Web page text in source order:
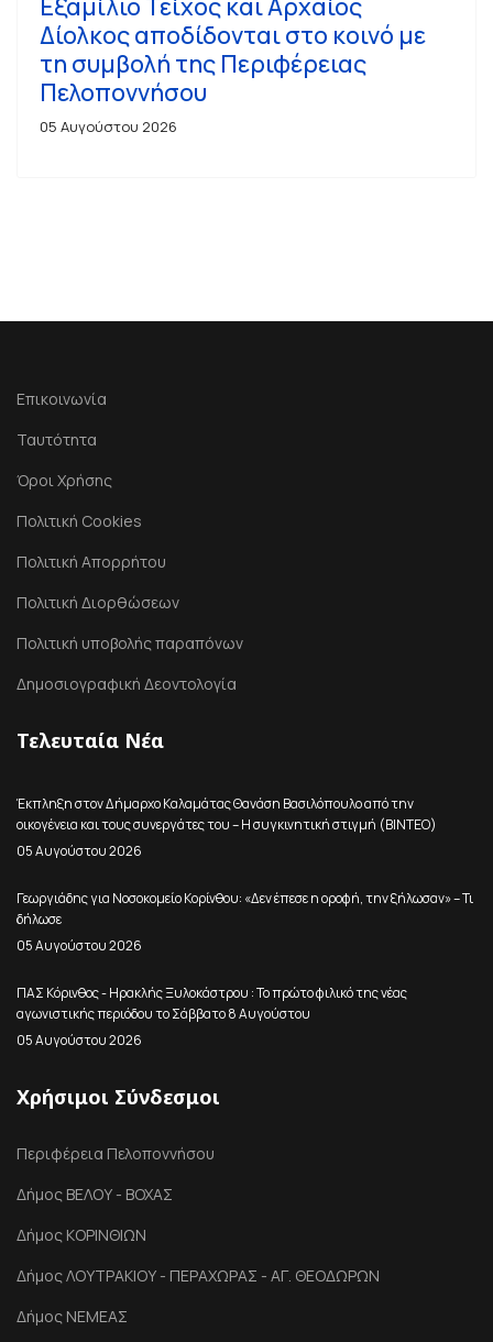
Εξαμίλιο Τείχος και Aρχαίος
Δίολκος αποδίδονται στο κοινό με
τη συμβολή της Περιφέρειας
Πελοποννήσου
05 Αυγούστου 2026
Επικοινωνία
Ταυτότητα
Όροι Χρήσης
Πολιτική Cookies
Πολιτική Απορρήτου
Πολιτική Διορθώσεων
Πολιτική υποβολής παραπόνων
Δημοσιογραφική Δεοντολογία
Τελευταία Νέα
Έκπληξη στον Δήμαρχο Καλαμάτας Θανάση Βασιλόπουλο από την
οικογένεια και τους συνεργάτες του – Η συγκινητική στιγμή (ΒΙΝΤΕΟ)
05 Αυγούστου 2026
Γεωργιάδης για Νοσοκομείο Κορίνθου: «Δεν έπεσε η οροφή, την ξήλωσαν» – Τι
δήλωσε
05 Αυγούστου 2026
ΠΑΣ Κόρινθος - Ηρακλής Ξυλοκάστρου : Το πρώτο φιλικό της νέας
αγωνιστικής περιόδου το Σάββατο 8 Αυγούστου
05 Αυγούστου 2026
Χρήσιμοι Σύνδεσμοι
Περιφέρεια Πελοποννήσου
Δήμος ΒΕΛΟΥ - ΒΟΧΑΣ
Δήμος ΚΟΡΙΝΘΙΩΝ
Δήμος ΛΟΥΤΡΑΚΙΟΥ - ΠΕΡΑΧΩΡΑΣ - ΑΓ. ΘΕΟΔΩΡΩΝ
Δήμος ΝΕΜΕΑΣ